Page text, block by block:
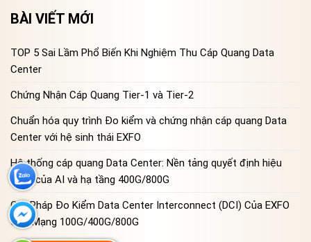
BÀI VIẾT MỚI
TOP 5 Sai Lầm Phổ Biến Khi Nghiệm Thu Cáp Quang Data
Center
Chứng Nhận Cáp Quang Tier-1 và Tier-2
Chuẩn hóa quy trình Đo kiểm và chứng nhận cáp quang Data
Center với hệ sinh thái EXFO
Hệ thống cáp quang Data Center: Nền tảng quyết định hiệu
năng của AI và hạ tầng 400G/800G
Giải Pháp Đo Kiểm Data Center Interconnect (DCI) Của EXFO
Cho Mạng 100G/400G/800G